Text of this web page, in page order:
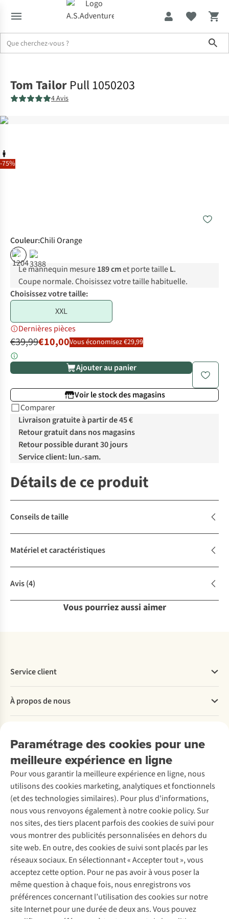
-75%
Tom Tailor Pull 1050203
4 Avis
Couleur:Chili Orange
% %
Le mannequin mesure189 cmet porte tailleL.
Coupe normale. Choisissez votre taille habituelle.
Choisissez votre taille:
XXL
Dernières pièces
€39,99€10,00Vous économisez €29,99
Ajouter au panier
Voir le stock des magasins
Comparer
Livraison gratuite à partir de 45 €
Retour gratuit dans nos magasins
Retour possible durant 30 jours
Service client: lun.-sam.
Détails de ce produit
Conseils de taille
Matériel et caractéristiques
Avis(4)
Vous pourriez aussi aimer
Paramétrage des cookies pour une
meilleure expérience en ligne
Pour vous garantir la meilleure expérience en ligne, nous
utilisons des cookies marketing, analytiques et fonctionnels
(et des technologies similaires). Pour plus d'informations,
nous vous renvoyons également à notre cookie policy. Sur
nos sites, des tiers placent parfois des cookies de suivi pour
vous montrer des publicités personnalisées en dehors du
site web. En outre, des cookies de suivi sont placés par les
réseaux sociaux. En sélectionnant « Accepter tout », vous
acceptez cette option. Pour ne pas avoir à vous poser la
même question à chaque fois, nous enregistrons vos
préférences concernant l’utilisation des cookies sur notre
site Internet pour une durée de deux ans. Vous pouvez
Service client
Commander
Payer
Retourner
Rétractation d'une commande
Entretien & réparations
Garantie
Contactez-nous
À propos de nous
Entreprise responsable
À propos d’Ayacucho
Nos magasins
À propos d’A.S.Adventure
Déclaration d'accessibilité
Location / Location sports d’hiver
Seconde-main
Entretien de ski
Service de lavage
Entretien de chaussures
Réparation de chaussures
Réparation de vêtements
Retouches
Pour les entreprises
Découvrez
A.S.Magazine
Explore Camp
Expertise & conseils
Abonnez-vous à la newsletter
Suivez-nous